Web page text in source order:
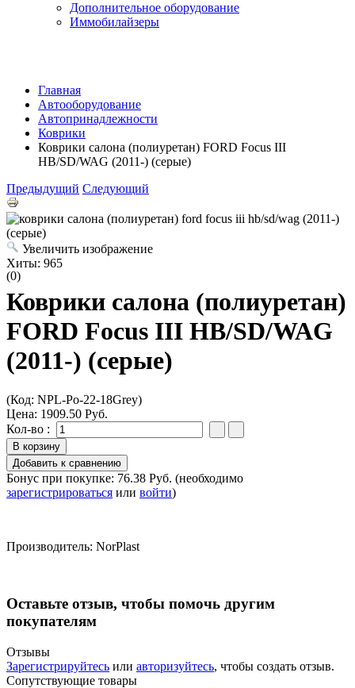
Дополнительное оборудование
Иммобилайзеры
Главная
Автооборудование
Автопринадлежности
Коврики
Коврики салона (полиуретан) FORD Focus III
HB/SD/WAG (2011-) (серые)
Предыдущий Следующий
Увеличить изображение
Хиты: 965
(0)
Коврики салона (полиуретан)
FORD Focus III HB/SD/WAG
(2011-) (серые)
(Код: NPL-Po-22-18Grey)
Цена: 1909.50 Руб.
Кол-во :
Бонус при покупке: 76.38 Руб. (необходимо
зарегистрироваться или войти)
Производитель: NorPlast
Оставьте отзыв, чтобы помочь другим
покупателям
Отзывы
Зарегистрируйтесь или авторизуйтесь, чтобы создать отзыв.
Сопутствующие товары